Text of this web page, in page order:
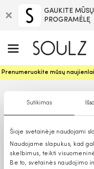
Sutikimas
Šioje svetainėje naudojami
Naudojame slapukus, kad
skelbimus, teikti
Be to, svetainės naudojimo
GAUKITE MŪSŲ
PROGRAMĖLĘ
Prenumeruokite mūsų